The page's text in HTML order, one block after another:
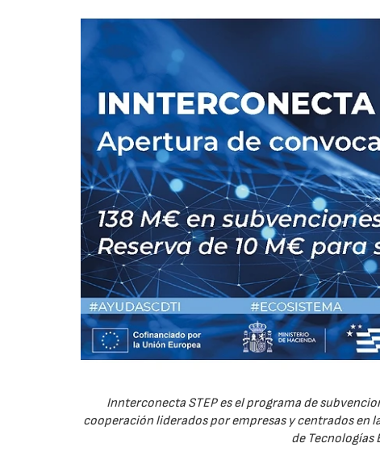
Innterconecta STEP es el programa de
cooperación liderados por empresas y centrados en
de Tecnologías